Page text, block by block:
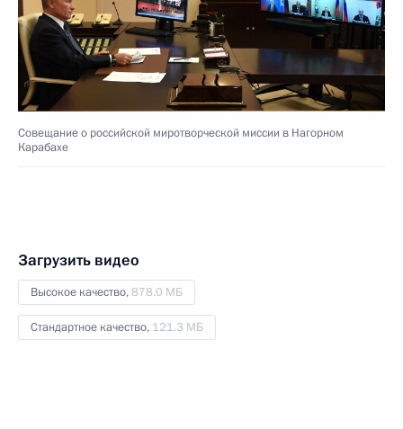
Совещание о российской миротворческой миссии в Нагорном
Карабахе
Загрузить видео
Высокое качество,878.0 МБ
Стандартное качество, 121.3 МБ